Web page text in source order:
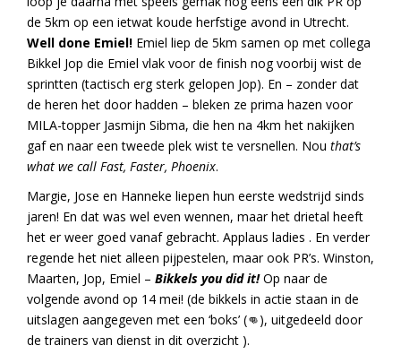
de 5km op een ietwat koude herfstige avond in Utrecht.
Well done Emiel! Emiel liep de 5km samen op met collega
Bikkel Jop die Emiel vlak voor de finish nog voorbij wist de
sprintten (tactisch erg sterk gelopen Jop). En – zonder dat
de heren het door hadden – bleken ze prima hazen voor
MILA-topper Jasmijn Sibma, die hen na 4km het nakijken
gaf en naar een tweede plek wist te versnellen. Nou that’s
what we call Fast, Faster, Phoenix.
Margie, Jose en Hanneke liepen hun eerste wedstrijd sinds
jaren! En dat was wel even wennen, maar het drietal heeft
het er weer goed vanaf gebracht. Applaus ladies . En verder
regende het niet alleen pijpestelen, maar ook PR’s. Winston,
Maarten, Jop, Emiel – Bikkels you did it!Op naar de
volgende avond op 14 mei! (de bikkels in actie staan in de
uitslagen aangegeven met een ‘boks’ (👊), uitgedeeld door
de trainers van dienst in dit overzicht ).